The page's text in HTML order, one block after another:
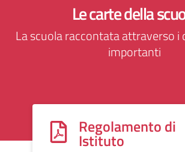
Le carte della
La scuola raccontata attraverso i
importanti
Regolamento di
Istituto